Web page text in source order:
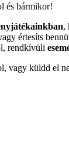
és bármikor!
,
értesíts
rendkívüli
vagy küldd el